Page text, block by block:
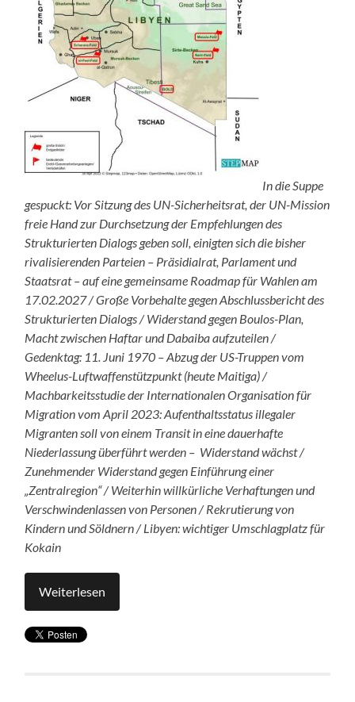
In die Suppe
gespuckt: Vor Sitzung des UN-Sicherheitsrat, der UN-Mission
freie Hand zur Durchsetzung der Empfehlungen des
Strukturierten Dialogs geben soll, einigten sich die bisher
rivalisierenden Parteien – Präsidialrat, Parlament und
Staatsrat – auf eine gemeinsame Roadmap für Wahlen am
17.02.2027 / Große Vorbehalte gegen Abschlussbericht des
Strukturierten Dialogs / Widerstand gegen Boulos-Plan,
Macht zwischen Haftar und Dabaiba aufzuteilen /
Gedenktag: 11. Juni 1970 – Abzug der US-Truppen vom
Wheelus-Luftwaffenstützpunkt (heute Maitiga) /
Machbarkeitsstudie der Internationalen Organisation für
Migration vom April 2023: Aufenthaltsstatus illegaler
Migranten soll von einem Transit in eine dauerhafte
Niederlassung überführt werden – Widerstand wächst /
Zunehmender Widerstand gegen Einführung einer
„Zentralregion“ / Weiterhin willkürliche Verhaftungen und
Verschwindenlassen von Personen / Rekrutierung von
Kindern und Söldnern / Libyen: wichtiger Umschlagplatz für
Kokain
Weiterlesen